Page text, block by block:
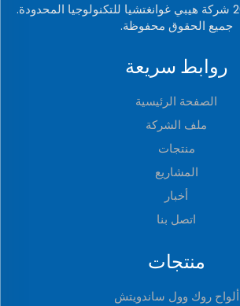
حقوق النشر © 2025 شركة هيبي غوانغتشيا للتكنولوجيا المحدودة.
جميع الحقوق محفوظة.
روابط سريعة
الصفحة الرئيسية
ملف الشركة
منتجات
المشاريع
أخبار
اتصل بنا
منتجات
ألواح روك وول ساندويتش